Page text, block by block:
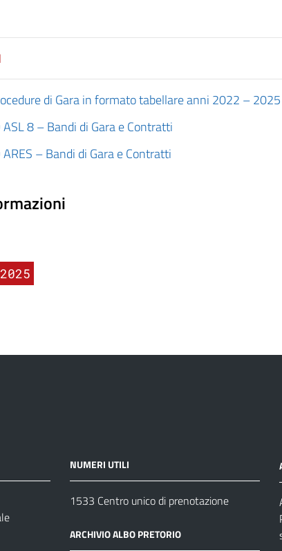
di Gara in formato tabellare anni 2022 – 2025
ASL 8 – Bandi di Gara e Contratti
ARES – Bandi di Gara e Contratti
NUMERI UTILI
1533 Centro unico di prenotazione
ARCHIVIO ALBO PRETORIO